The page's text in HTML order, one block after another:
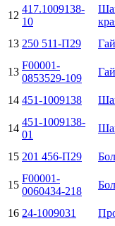
12
417.1009138-
10
13 250 511-П29
13
F00001-
0853529-109
14 451-1009138
14
451-1009138-
01
15 201 456-П29
15
F00001-
0060434-218
16 24-1009031